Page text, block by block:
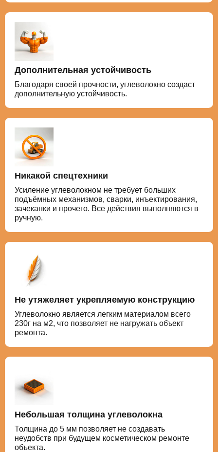
Дополнительная устойчивость
Благодаря своей прочности, углеволокно создаст
дополнительную устойчивость.
Никакой спецтехники
Усиление углеволокном не требует больших
подъёмных механизмов, сварки, инъектирования,
зачеканки и прочего. Все действия выполняются в
ручную.
Не утяжеляет укрепляемую конструкцию
Углеволокно является легким материалом всего
230г на м2, что позволяет не нагружать объект
ремонта.
Небольшая толщина углеволокна
Толщина до 5 мм позволяет не создавать
неудобств при будущем косметическом ремонте
объекта.